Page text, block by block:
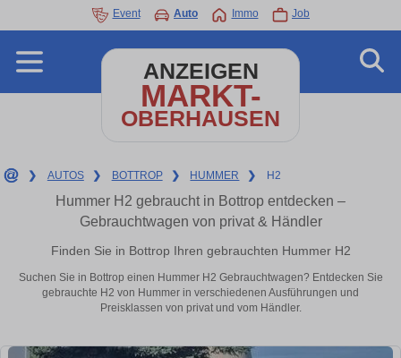
Event Auto Immo Job
ANZEIGEN
MARKT-
OBERHAUSEN
❯ AUTOS ❯ BOTTROP ❯ HUMMER ❯ H2
Hummer H2 gebraucht in Bottrop entdecken –
Gebrauchtwagen von privat & Händler
Finden Sie in Bottrop Ihren gebrauchten Hummer H2
Suchen Sie in Bottrop einen Hummer H2 Gebrauchtwagen? Entdecken Sie
gebrauchte H2 von Hummer in verschiedenen Ausführungen und
Preisklassen von privat und vom Händler.